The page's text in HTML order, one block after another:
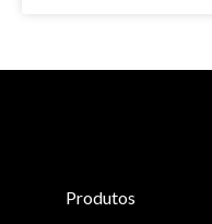
Produtos